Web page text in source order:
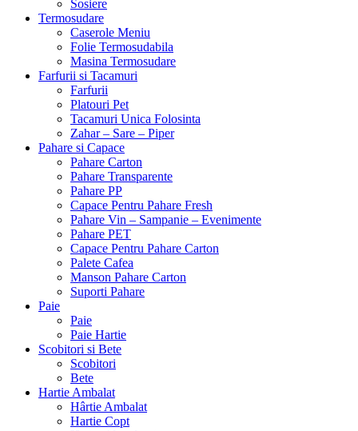
Sosiere
Termosudare
Caserole Meniu
Folie Termosudabila
Masina Termosudare
Farfurii si Tacamuri
Farfurii
Platouri Pet
Tacamuri Unica Folosinta
Zahar – Sare – Piper
Pahare si Capace
Pahare Carton
Pahare Transparente
Pahare PP
Capace Pentru Pahare Fresh
Pahare Vin – Sampanie – Evenimente
Pahare PET
Capace Pentru Pahare Carton
Palete Cafea
Manson Pahare Carton
Suporti Pahare
Paie
Paie
Paie Hartie
Scobitori si Bete
Scobitori
Bete
Hartie Ambalat
Hârtie Ambalat
Hartie Copt